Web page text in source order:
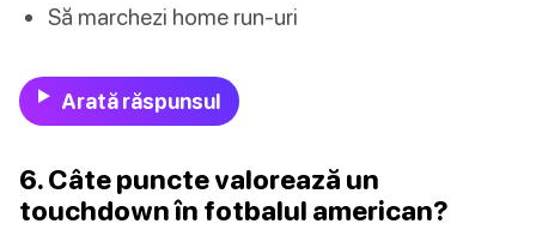
Să marchezi home run-uri
Arată răspunsul
6. Câte puncte valorează un
touchdown în fotbalul american?